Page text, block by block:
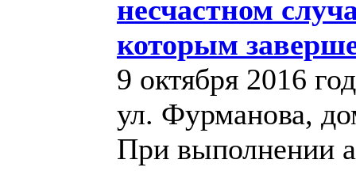
несчастном
которым
9 октября 2016
ул. Фурманова,
При выполнении